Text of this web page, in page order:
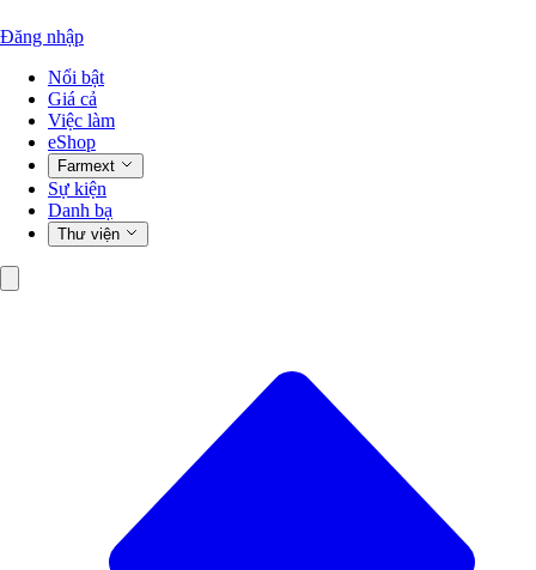
Đăng nhập
Nổi bật
Giá cả
Việc làm
eShop
Farmext
Sự kiện
Danh bạ
Thư viện